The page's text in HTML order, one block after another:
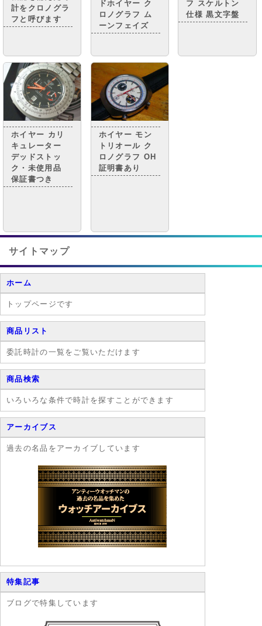
計をクロノグラ
フと呼びます
ドホイヤー ク
ロノグラフ ム
ーンフェイズ
フ スケルトン
仕様 黒文字盤
ホイヤー カリ
キュレーター
デッドストッ
ク・未使用品
保証書つき
ホイヤー モン
トリオール ク
ロノグラフ OH
証明書あり
サイトマップ
ホーム
トップページです
商品リスト
委託時計の一覧をご覧いただけます
商品検索
いろいろな条件で時計を探すことができます
アーカイブス
過去の名品をアーカイブしています
特集記事
ブログで特集しています